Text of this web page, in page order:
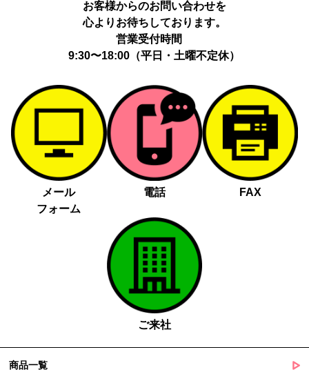
よる安全な電送、又は管理コンソールからの連携。
提供先：広告配信事業者（例：Google LLC等）。
個人情報の取り扱いに関する契約：提供先と個人情報取扱い契約
（目的外利用禁止、再提供制限、安全管理措置等）を締結していま
お客様の個人情報は、以下掲げる場合以外に、事前にご本人の同意
無く第三者に提供することはありません。
法令に基づく場合
人の生命、身体又は財産の保護にために必要がある場合であっ
て、本人の同意を得る事が困難であるとき
公衆衛生の向上又は児童の健全な育成の推進のために特に必要
がある場合であって、本人の同意を得る事が困難であるとき
国の機関若しくは地方公共団体又はその委託を受けた者が法令
の定める事務を遂行することに対して協力する必要がある場合
であって、本人の同意を得ることによって当該事務の遂行に支
障を及ぼすおそれがあるとき
５. 個人情報の取扱業務の委託
場合があります。
その際、弊社は、個人情報を適切に保護できる管理体制を敷き実行
お客様からのお問い合わせを
心よりお待ちしております。
営業受付時間
9:30〜18:00（平日・土曜不定休）
メール
フォーム
電話 FAX
ご来社
商品一覧